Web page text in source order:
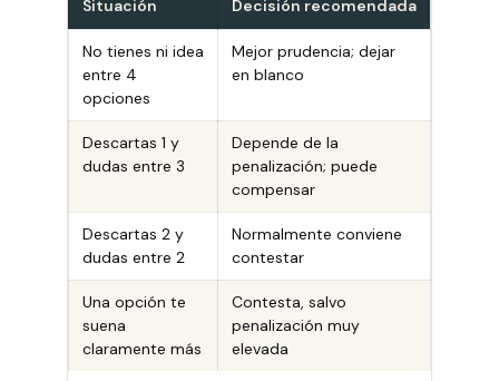
Situación Decisión recomendada
No tienes ni idea
entre 4
opciones
Mejor prudencia; dejar
en blanco
Descartas 1 y
dudas entre 3
Depende de la
penalización; puede
compensar
Descartas 2 y
dudas entre 2
Normalmente conviene
contestar
Una opción te
suena
claramente más
Contesta, salvo
penalización muy
elevada